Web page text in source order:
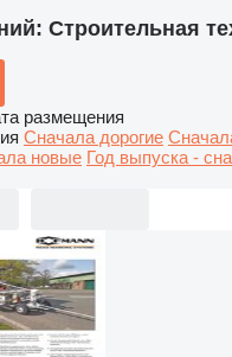
Строительная
размещения
Сначала дорогие
новые Год выпуска -